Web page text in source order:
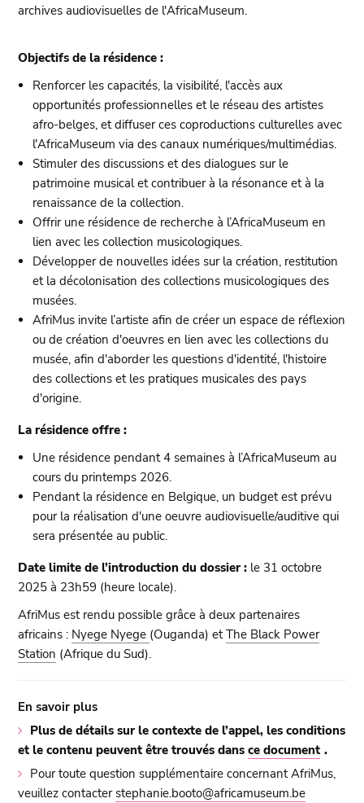
archives audiovisuelles de l'AfricaMuseum.
Objectifs de la résidence :
Renforcer les capacités, la visibilité, l'accès aux
opportunités professionnelles et le réseau des artistes
afro-belges, et diffuser ces coproductions culturelles avec
l'AfricaMuseum via des canaux numériques/multimédias.
Stimuler des discussions et des dialogues sur le
patrimoine musical et contribuer à la résonance et à la
renaissance de la collection.
Offrir une résidence de recherche à l’AfricaMuseum en
lien avec les collection musicologiques.
Développer de nouvelles idées sur la création, restitution
et la décolonisation des collections musicologiques des
musées.
AfriMus invite l’artiste afin de créer un espace de réflexion
ou de création d'oeuvres en lien avec les collections du
musée, afin d'aborder les questions d'identité, l'histoire
des collections et les pratiques musicales des pays
d'origine.
La résidence offre :
Une résidence pendant 4 semaines à l’AfricaMuseum au
cours du printemps 2026.
Pendant la résidence en Belgique, un budget est prévu
pour la réalisation d'une oeuvre audiovisuelle/auditive qui
sera présentée au public.
Date limite de l’introduction du dossier : le 31 octobre
2025 à 23h59 (heure locale).
AfriMus est rendu possible grâce à deux partenaires
africains : Nyege Nyege (Ouganda) etThe Black Power
Station (Afrique du Sud).
En savoir plus
Plus de détails sur le contexte de l’appel, les conditions
et le contenu peuvent être trouvés dansce document .
Pour toute question supplémentaire concernant AfriMus,
veuillez contacter stephanie.booto@africamuseum.be